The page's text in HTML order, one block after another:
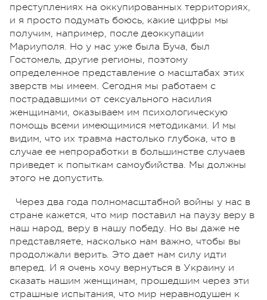
преступлениях на оккупированных территориях,
и я просто подумать боюсь, какие цифры мы
получим, например, после деоккупации
Мариуполя. Но у нас уже была Буча, был
Гостомель, другие регионы, поэтому
определенное представление о масштабах этих
зверств мы имеем. Сегодня мы работаем с
пострадавшими от сексуального насилия
женщинами, оказываем им психологическую
помощь всеми имеющимися методиками. И мы
видим, что их травма настолько глубока, что в
случае ее непроработки в большинстве случаев
приведет к попыткам самоубийства. Мы должны
этого не допустить.
Через два года полномасштабной войны у нас в
стране кажется, что мир поставил на паузу веру в
наш народ, веру в нашу победу. Но вы даже не
представляете, насколько нам важно, чтобы вы
продолжали верить. Это дает нам силу идти
вперед. И я очень хочу вернуться в Украину и
сказать нашим женщинам, прошедшим через эти
страшные испытания, что мир неравнодушен к